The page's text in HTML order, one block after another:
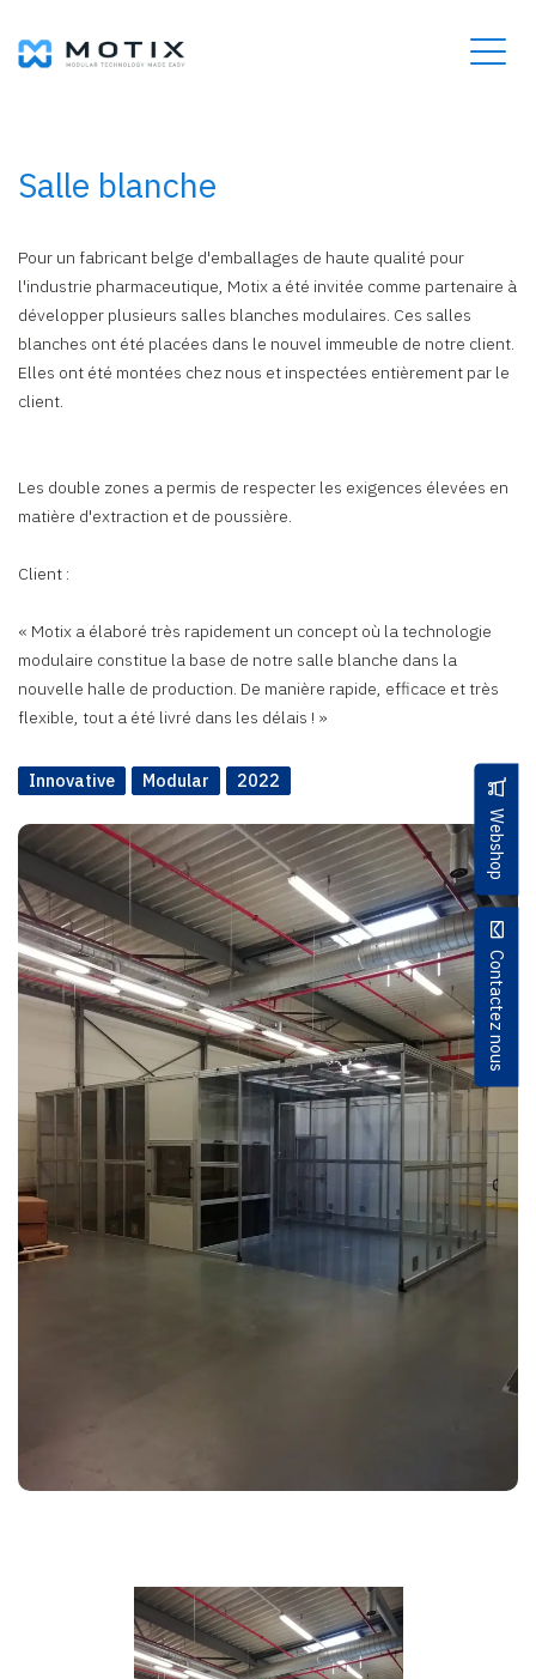
Webshop
Contactez nous
Salle blanche
Pour un fabricant belge d'emballages de haute qualité pour
l'industrie pharmaceutique, Motix a été invitée comme partenaire à
développer plusieurs salles blanches modulaires. Ces salles
blanches ont été placées dans le nouvel immeuble de notre client.
Elles ont été montées chez nous et inspectées entièrement par le
client.
Les double zones a permis de respecter les exigences élevées en
matière d'extraction et de poussière.
Client :
« Motix a élaboré très rapidement un concept où la technologie
modulaire constitue la base de notre salle blanche dans la
nouvelle halle de production. De manière rapide, efficace et très
flexible, tout a été livré dans les délais ! »
Innovative Modular 2022